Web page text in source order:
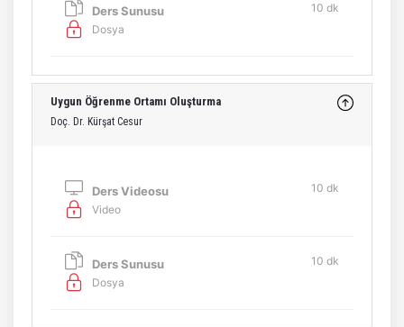
Ders Sunusu
Dosya
10 dk
Uygun Öğrenme Ortamı Oluşturma
Doç. Dr. Kürşat Cesur
Ders Videosu
Video
10 dk
Ders Sunusu
Dosya
10 dk